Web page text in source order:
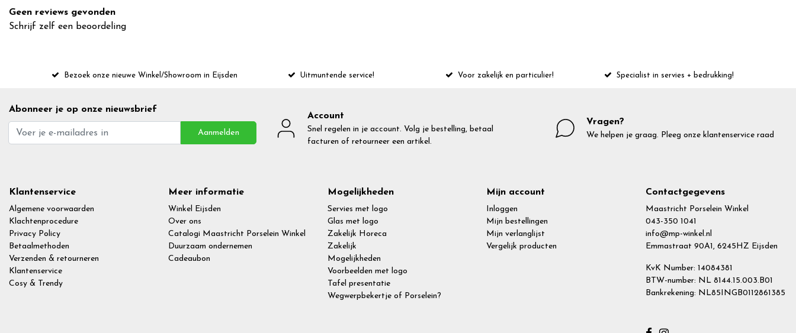
Geen reviews gevonden
Schrijf zelf een beoordeling
Bezoek onze nieuwe Winkel/Showroom in Eijsden Uitmuntende service! Voor zakelijk en particulier! Specialist in servies + bedrukking!
Abonneer je op onze nieuwsbrief
Aanmelden
Account
Snel regelen in je account. Volg je bestelling, betaal
facturen of retourneer een artikel.
Vragen?
We helpen je graag. Pleeg onze klantenservice raad
Klantenservice
Algemene voorwaarden
Klachtenprocedure
Privacy Policy
Betaalmethoden
Verzenden & retourneren
Klantenservice
Cosy & Trendy
Meer informatie
Winkel Eijsden
Over ons
Catalogi Maastricht Porselein Winkel
Duurzaam ondernemen
Cadeaubon
Mogelijkheden
Servies met logo
Glas met logo
Zakelijk Horeca
Zakelijk
Mogelijkheden
Voorbeelden met logo
Tafel presentatie
Wegwerpbekertje of Porselein?
Mijn account
Inloggen
Mijn bestellingen
Mijn verlanglijst
Vergelijk producten
Contactgegevens
Maastricht Porselein Winkel
043-350 1041
info@mp-winkel.nl
Emmastraat 90A1, 6245HZ Eijsden
KvK Number: 14084381
BTW-number: NL 8144.15.003.B01
Bankrekening: NL85INGB0112861385